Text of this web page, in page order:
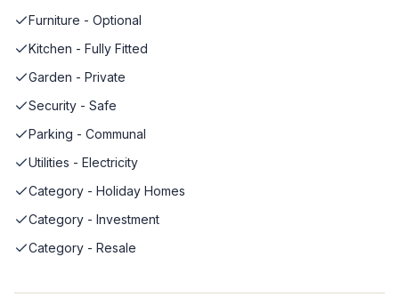
Furniture - Optional
Kitchen - Fully Fitted
Garden - Private
Security - Safe
Parking - Communal
Utilities - Electricity
Category - Holiday Homes
Category - Investment
Category - Resale